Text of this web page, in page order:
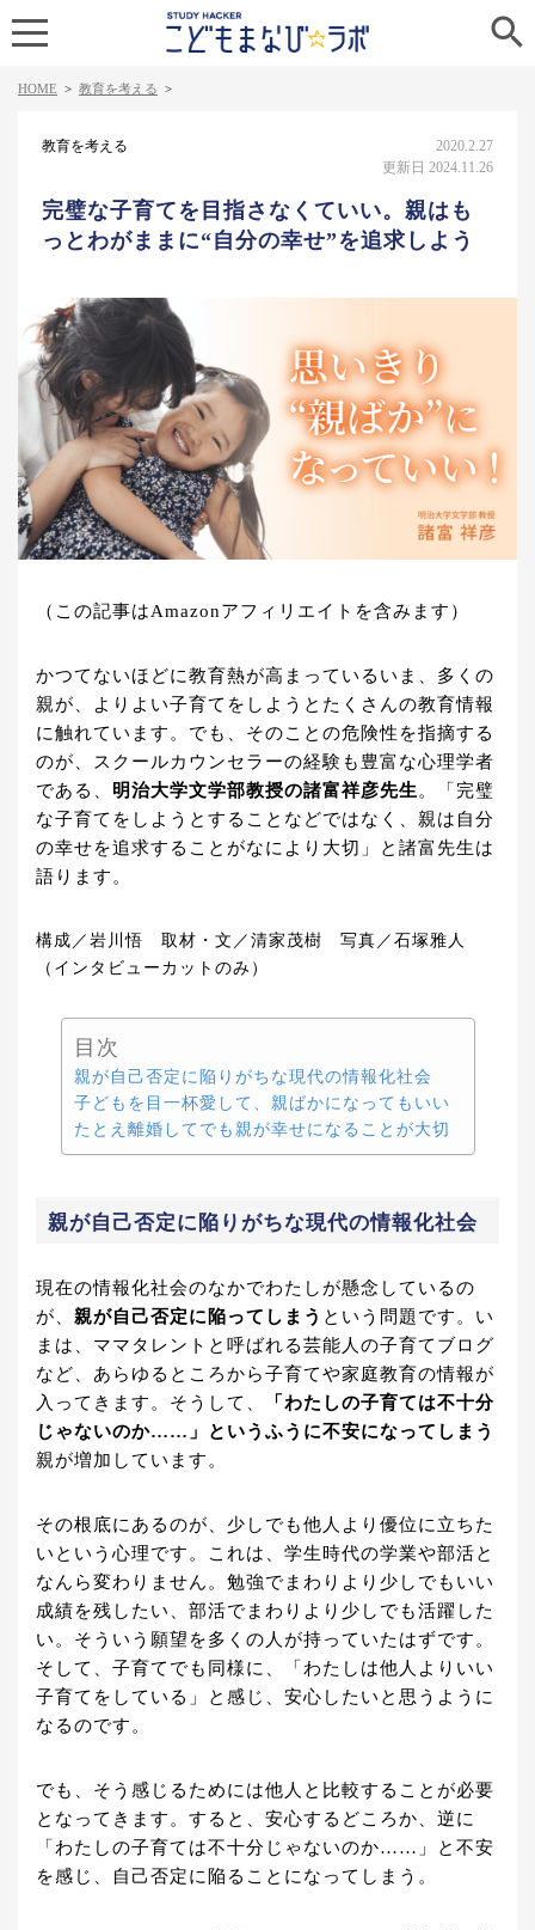

HOME > 教育を考える >
教育を考える
2020.2.27
更新日 2024.11.26
完璧な子育てを目指さなくていい。親はも
っとわがままに“自分の幸せ”を追求しよう
（この記事はAmazonアフィリエイトを含みます）
かつてないほどに教育熱が高まっているいま、多くの
親が、よりよい子育てをしようとたくさんの教育情報
に触れています。でも、そのことの危険性を指摘する
のが、スクールカウンセラーの経験も豊富な心理学者
である、 明治大学文学部教授の諸富祥彦先生。「完璧
な子育てをしようとすることなどではなく、親は自分
の幸せを追求することがなにより大切」と諸富先生は
語ります。
構成／岩川悟 取材・文／清家茂樹 写真／石塚雅人
（インタビューカットのみ）
目次
親が自己否定に陥りがちな現代の情報化社会
子どもを目一杯愛して、親ばかになってもいい
たとえ離婚してでも親が幸せになることが大切
親が自己否定に陥りがちな現代の情報化社会
現在の情報化社会のなかでわたしが懸念しているの
が、 親が自己否定に陥ってしまう という問題です。い
まは、ママタレントと呼ばれる芸能人の子育てブログ
など、あらゆるところから子育てや家庭教育の情報が
入ってきます。そうして、
「わたしの子育ては不十分
じゃないのか……」というふうに不安になってしまう
親が増加しています。
その根底にあるのが、少しでも他人より優位に立ちた
いという心理です。これは、学生時代の学業や部活と
なんら変わりません。勉強でまわりより少しでもいい
成績を残したい、部活でまわりより少しでも活躍した
い。そういう願望を多くの人が持っていたはずです。
そして、子育てでも同様に、「わたしは他人よりいい
子育てをしている」と感じ、安心したいと思うように
なるのです。
でも、そう感じるためには他人と比較することが必要
となってきます。すると、安心するどころか、逆に
「わたしの子育ては不十分じゃないのか……」と不安
を感じ、自己否定に陥ることになってしまう。